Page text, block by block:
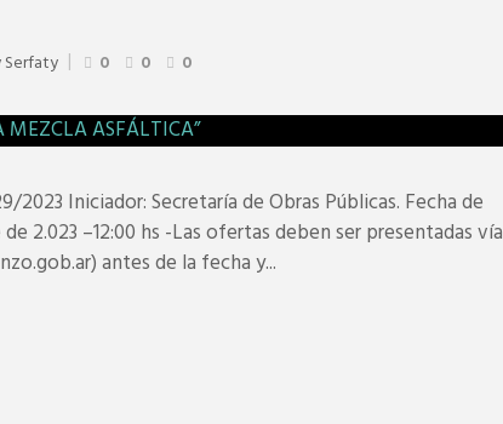
Serfaty 0 0 0
2023 Iniciador: Secretaría de Obras Públicas. Fecha de
2.023 –12:00 hs -Las ofertas deben ser presentadas vía
antes de la fecha y...